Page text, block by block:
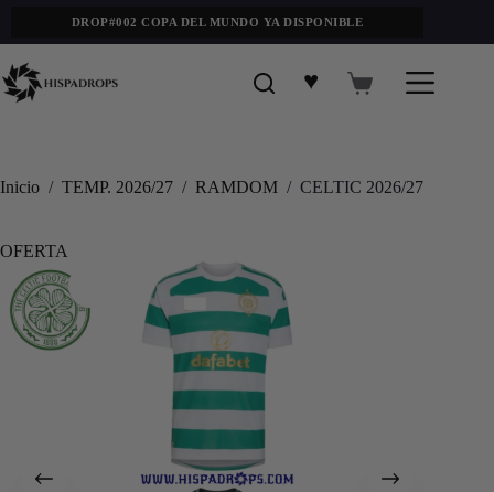
DROP#002 COPA DEL MUNDO YA DISPONIBLE
♥
Inicio / TEMP. 2026/27 / RAMDOM / CELTIC 2026/27
OFERTA